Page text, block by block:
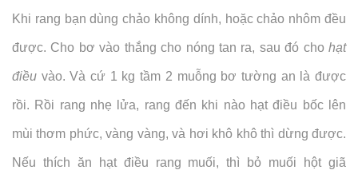
Khi rang bạn dùng chảo không dính, hoặc chảo nhôm đều
được. Cho bơ vào thắng cho nóng tan ra, sau đó cho hạt
điều vào. Và cứ 1 kg tầm 2 muỗng bơ tường an là được
rồi. Rồi rang nhẹ lửa, rang đến khi nào hạt điều bốc lên
mùi thơm phức, vàng vàng, và hơi khô khô thì dừng được.
Nếu thích ăn hạt điều rang muối, thì bỏ muối hột giã